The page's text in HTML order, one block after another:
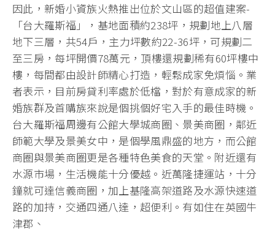
因此，新婚小資族火熱推出位於文山區的超值建案-
「台大羅斯福」，基地面積約238坪，規劃地上八層
地下三層，共54戶，主力坪數約22-36坪，可規劃二
至三房，每坪開價78萬元，頂樓還規劃稀有60坪樓中
樓，每間都由設計師精心打造，輕鬆成家免煩惱。業
者表示，目前房貸利率處於低檔，對於有意成家的新
婚族群及首購族來說是個挑個好宅入手的最佳時機。
台大羅斯福周邊有公館大學城商圈、景美商圈，鄰近
師範大學及景美女中，是個學風鼎盛的地方，而公館
商圈與景美商圈更是各種特色美食的天堂。附近還有
水源市場，生活機能十分優越。近萬隆捷運站，十分
鐘就可達信義商圈，加上基隆高架道路及水源快速道
路的加持，交通四通八達，超便利。有如住在英國牛
津郡、